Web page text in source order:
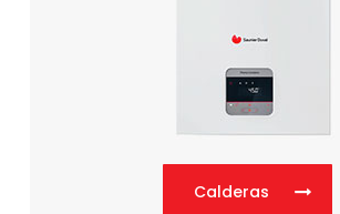
Calderas